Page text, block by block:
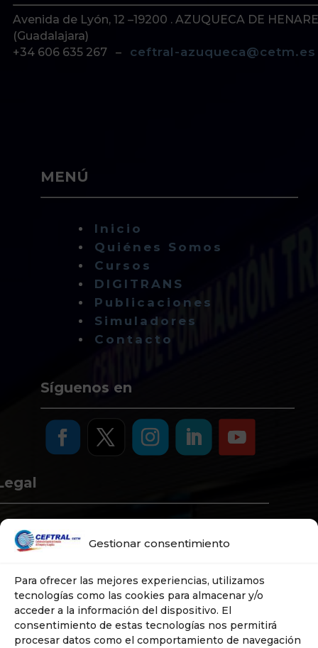
Gestionar consentimiento
Para ofrecer las mejores experiencias, utilizamos
tecnologías como las cookies para almacenar y/o
acceder a la información del dispositivo. El
consentimiento de estas tecnologías nos permitirá
procesar datos como el comportamiento de navegación
Avenida de Lyón, 12 –19200 . AZUQUECA DE
(Guadalajara)
+34 606 635 267 – ceftral-azuqueca@cetm.es
MENÚ
Inicio
Quiénes Somos
Cursos
DIGITRANS
Publicaciones
Simuladores
Contacto
Síguenos en
Aviso Legal
Política de Privacidad
Política de Sistema
de Información